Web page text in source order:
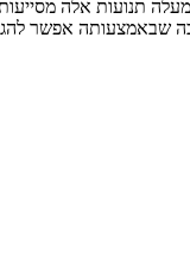
תנועות אלה
שבאמצעותה אפשר